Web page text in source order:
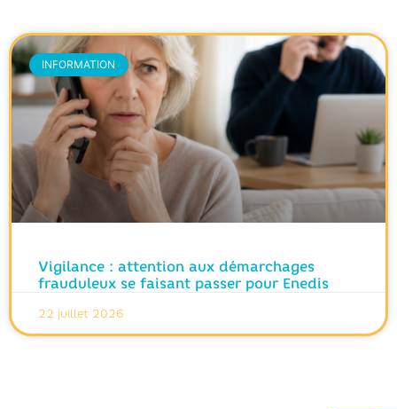
INFORMATION
Vigilance : attention aux démarchages
frauduleux se faisant passer pour Enedis
22 juillet 2026